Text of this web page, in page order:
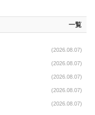
一覧
(2026.08.07)
(2026.08.07)
(2026.08.07)
(2026.08.07)
(2026.08.07)